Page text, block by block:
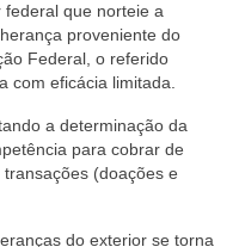
que norteie a
proveniente do
Federal, o referido
com eficácia limitada.
a determinação da
para cobrar de
(doações e
do exterior se torna